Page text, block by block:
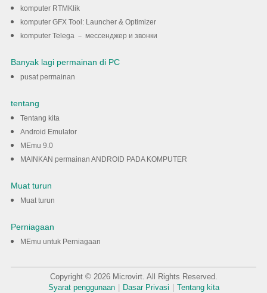
komputer RTMKlik
komputer GFX Tool: Launcher & Optimizer
komputer Telega － мессенджер и звонки
Banyak lagi permainan di PC
pusat permainan
tentang
Tentang kita
Android Emulator
MEmu 9.0
MAINKAN permainan ANDROID PADA KOMPUTER
Muat turun
Muat turun
Perniagaan
MEmu untuk Perniagaan
Copyright © 2026 Microvirt. All Rights Reserved.
Syarat penggunaan
Dasar Privasi Tentang kita